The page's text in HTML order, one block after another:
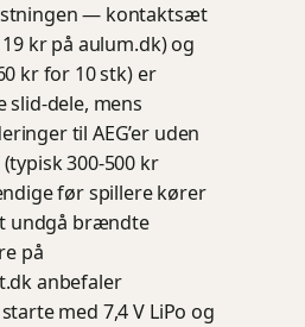
— kontaktsæt
kr på aulum.dk) og
kr for 10 stk) er
dele, mens
til AEG’er uden
300-500 kr
før spillere kører
undgå brændte
på
anbefaler
med 7,4 V LiPo og